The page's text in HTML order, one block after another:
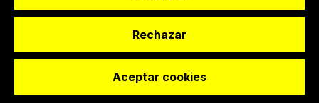
Solicitar reserva
© Dashboard Technologies S.L
Rechazar
Aceptar cookies